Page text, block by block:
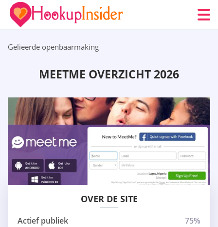
Gelieerde openbaarmaking
MEETME OVERZICHT 2026
OVER DE SITE
Actief publiek
75%